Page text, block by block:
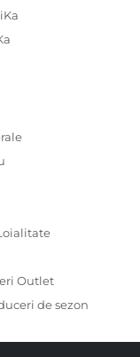
Outlet
de sezon